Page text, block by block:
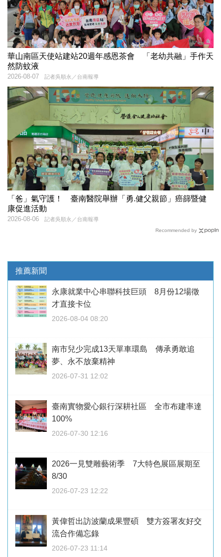
華山南區天使站建站20週年感恩茶會 「老幼共融」手作天
然防蚊液
記者吳順永／台南報導
2026-08-07
「爸」氣守護！ 臺南醫院舉辦「勇.健父親節」癌篩暨健
康促進活動
記者吳順永／台南報導
2026-08-06
Recommended by
推薦新聞
永康就業中心串聯科技巨頭 8月份12場徵
才直接卡位
2026-08-04 08:20
南市兒少完成13天單車環島 傳承勇敢追
夢、永不放棄精神
2026-07-31 12:02
臺南實物愛心銀行深耕社區 全市布建率達
100%
2026-07-30 12:16
2026一見雙雕藝術季 7大特色展區展期至
8/30
2026-07-23 12:22
黃偉哲出訪波蘭成果豐碩 雙方簽署友好交
流合作備忘錄
2026-07-23 11:14